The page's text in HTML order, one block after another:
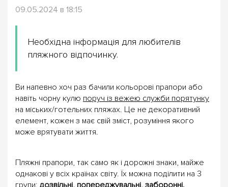
09.05.2024 в 18:15
Необхідна інформація для любителів
пляжного відпочинку.
Ви напевно хоч раз бачили кольорові прапори або
навіть чорну кулю поруч із вежею служби порятунку
на міських/готельних пляжах. Це не декоративний
елемент, кожен з має свій зміст, розуміння якого
може врятувати життя.
Пляжні прапори, так само як і дорожні знаки, майже
однакові у всіх країнах світу. Їх можна поділити на 3